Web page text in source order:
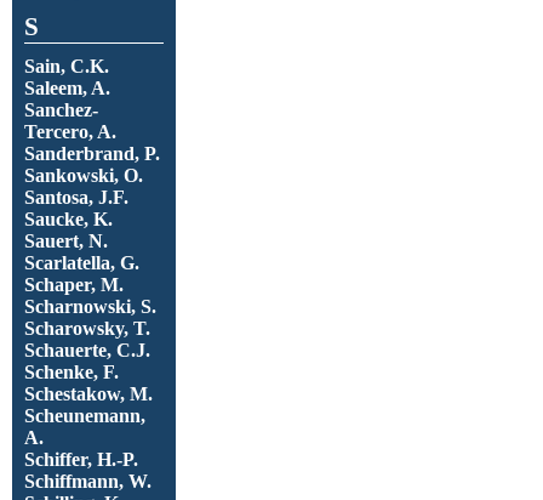
S
Sain, C.K.
Saleem, A.
Sanchez-
Tercero, A.
Sanderbrand, P.
Sankowski, O.
Santosa, J.F.
Saucke, K.
Sauert, N.
Scarlatella, G.
Schaper, M.
Scharnowski, S.
Scharowsky, T.
Schauerte, C.J.
Schenke, F.
Schestakow, M.
Scheunemann,
A.
Schiffer, H.-P.
Schiffmann, W.